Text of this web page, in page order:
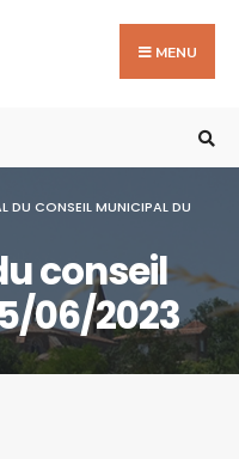
MENU
DU CONSEIL MUNICIPAL DU
conseil
06/2023